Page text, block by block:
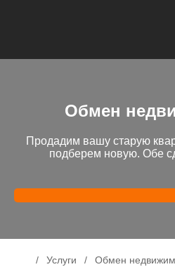
Обмен
Продадим вашу старую
подберем новую. Обе
Услуги Обмен